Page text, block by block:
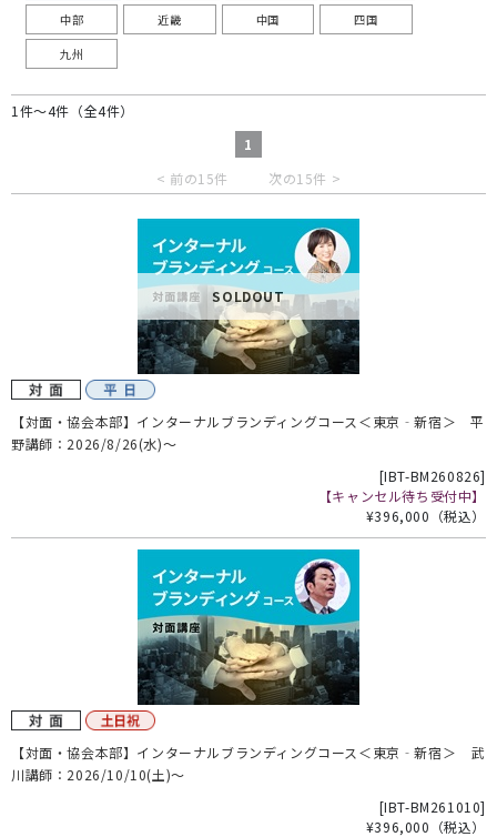
中部 近畿 中国 四国
九州
1件～4件（全4件）
1
< 前の15件
次の15件 >
SOLDOUT
【対面・協会本部】インターナルブランディングコース＜東京‐新宿＞ 平
野講師：2026/8/26(水)～
[IBT-BM260826]
【キャンセル待ち受付中】
¥396,000 （税込）
【対面・協会本部】インターナルブランディングコース＜東京‐新宿＞ 武
川講師：2026/10/10(土)～
[IBT-BM261010]
¥396,000 （税込）